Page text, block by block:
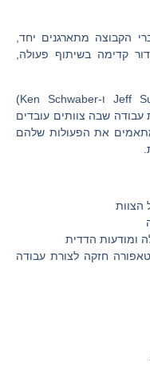
הקבוצה מתארגנים יחד,
קדימה בשיתוף פעולה,
המייסדים של המתודולוגיה (Jeff Sutherland ו-Ken Schwaber)
עבודה שבה צוותים עובדים
את הפעולות שלהם
הצוות
ומודעות הדדית
חזקה לצורת עבודה